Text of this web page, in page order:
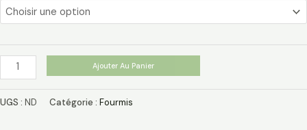
Ajouter Au Panier
UGS : ND Catégorie : Fourmis